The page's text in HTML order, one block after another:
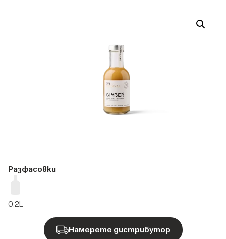
Разфасовки
0.2L
Намерете дистрибутор